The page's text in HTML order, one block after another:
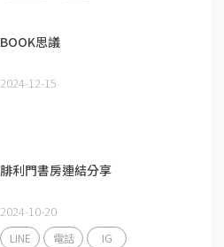
BOOK思議
2024-12-15
腓利門書房連結分享
2024-10-20
LINE 電話
IG